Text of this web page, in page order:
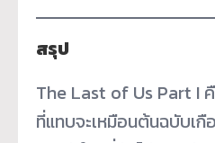
สรุป
The Last of Us Part I
ที่แทบจะเหมือนต้นฉบับเกื